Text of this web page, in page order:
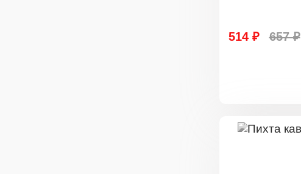
514 ₽ 657 ₽